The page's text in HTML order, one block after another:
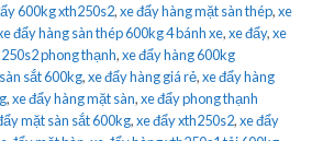
600kg xth250s2,xe đẩy hàng mặt sàn thép,xe
đẩy hàng sàn thép 600kg 4 bánh xe,xe đẩy,xe
phong thạnh,xe đẩy hàng 600kg
sắt 600kg,xe đẩy hàng giá rẻ,xe đẩy hàng
,xe đẩy hàng mặt sàn,xe đẩy phong thạnh
mặt sàn sắt 600kg,xe đẩy xth250s2,xe đẩy